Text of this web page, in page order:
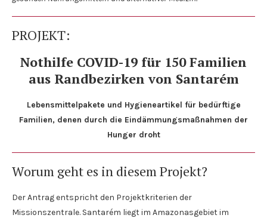
PROJEKT:
Nothilfe COVID-19 für 150 Familien
aus Randbezirken von Santarém
Lebensmittelpakete und Hygieneartikel für bedürftige
Familien, denen durch die Eindämmungsmaßnahmen der
Hunger droht
Worum geht es in diesem Projekt?
Der Antrag entspricht den Projektkriterien der
Missionszentrale. Santarém liegt im Amazonasgebiet im